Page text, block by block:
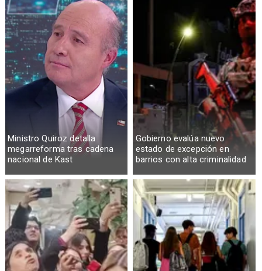
Ministro Quiroz detalla
megarreforma tras cadena
nacional de Kast
Gobierno evalúa nuevo
estado de excepción en
barrios con alta criminalidad